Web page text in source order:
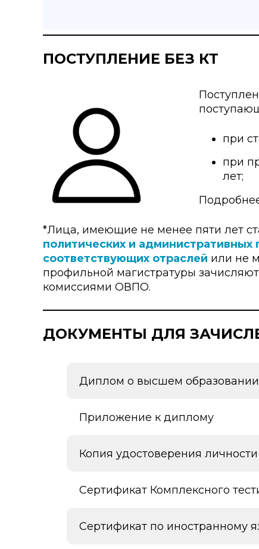
ПОСТУПЛЕНИЕ БЕЗ КТ
при
при
лет;
*Лица, имеющие не менее пяти лет
политических и
соответствующих отраслей или не
профильной магистратуры
комиссиями ОВПО.
ДОКУМЕНТЫ ДЛЯ
Диплом о высшем образовании
Приложение к диплому
Копия удостоверения личности
Сертификат Комплексного
Сертификат по иностранному